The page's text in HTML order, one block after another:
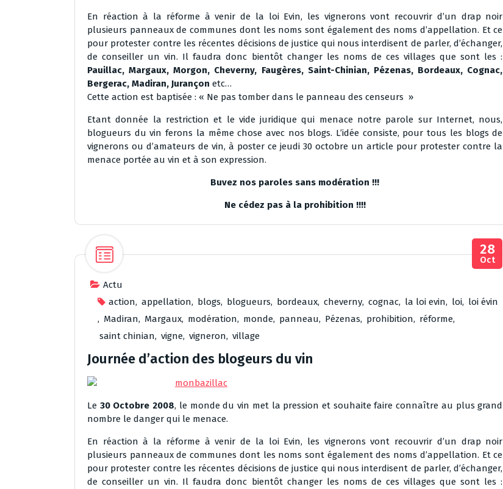
En réaction à la réforme à venir de la loi Evin, les vignerons vont recouvrir d’un drap noir
plusieurs panneaux de communes dont les noms sont également des noms d’appellation. Et ce
pour protester contre les récentes décisions de justice qui nous interdisent de parler, d’échanger,
de conseiller un vin. Il faudra donc bientôt changer les noms de ces villages que sont les :
Pauillac, Margaux, Morgon, Cheverny, Faugères, Saint-Chinian, Pézenas, Bordeaux, Cognac,
Bergerac, Madiran, Jurançon etc…
Cette action est baptisée : « Ne pas tomber dans le panneau des censeurs »
Etant donnée la restriction et le vide juridique qui menace notre parole sur Internet, nous,
blogueurs du vin ferons la même chose avec nos blogs. L’idée consiste, pour tous les blogs de
vignerons ou d’amateurs de vin, à poster ce jeudi 30 octobre un article pour protester contre la
menace portée au vin et à son expression.
Buvez nos paroles sans modération !!!
Ne cédez pas à la prohibition !!!!
Actu
action, appellation, blogs, blogueurs, bordeaux, cheverny, cognac, la loi evin, loi, loi évin
, Madiran, Margaux, modération, monde, panneau, Pézenas, prohibition, réforme,
saint chinian, vigne, vigneron, village
28
Oct
Journée d’action des blogeurs du vin
Le 30 Octobre 2008, le monde du vin met la pression et souhaite faire connaître au plus grand
nombre le danger qui le menace.
En réaction à la réforme à venir de la loi Evin, les vignerons vont recouvrir d’un drap noir
plusieurs panneaux de communes dont les noms sont également des noms d’appellation. Et ce
pour protester contre les récentes décisions de justice qui nous interdisent de parler, d’échanger,
de conseiller un vin. Il faudra donc bientôt changer les noms de ces villages que sont les :